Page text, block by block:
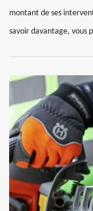
montant de ses
savoir davantage, vous